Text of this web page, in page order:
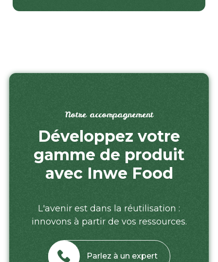
Notre accompagnement
Développez votre
gamme de produit
avec Inwe Food
L'avenir est dans la réutilisation :
innovons à partir de vos ressources.
Parlez à un expert